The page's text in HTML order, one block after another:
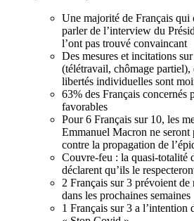
Une majorité de Français qui
parler de l’interview du
l’ont pas trouvé convaincant
Des mesures et incitations
(télétravail, chômage partiel),
libertés individuelles sont
63% des Français concernés
favorables
Pour 6 Français sur 10, les
Emmanuel Macron ne seront
contre la propagation de
Couvre-feu : la quasi-totalité
déclarent qu’ils le
2 Français sur 3 prévoient
dans les prochaines semaines
1 Français sur 3 a l’intention